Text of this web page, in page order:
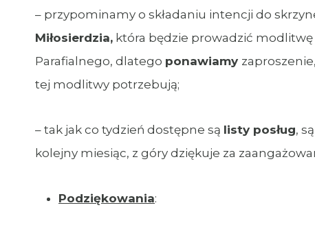
– przypominamy o składaniu intencji do
Miłosierdzia, która będzie prowadzić
Parafialnego, dlatego ponawiamy
tej modlitwy potrzebują;
– tak jak co tydzień dostępne są listy posług,
kolejny miesiąc, z góry dziękuje za
Podziękowania: